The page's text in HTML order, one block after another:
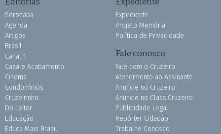
Sorocaba
Agenda
Artigos
Brasil
Canal 1
Casa e Acabamento
Cinema
Condomínios
Cruzeirinho
Do Leitor
Educação
Educa Mais Brasil
Expediente
Projeto Memória
Política de Privacidade
Fale conosco
Fale com o Cruzeiro
Atendimento ao Assinante
Anuncie no Cruzeiro
Anuncie no ClassiCruzeiro
Publicidade Legal
Repórter Cidadão
Trabalhe Conosco